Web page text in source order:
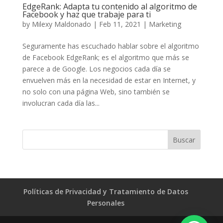
EdgeRank: Adapta tu contenido al algoritmo de
Facebook y haz que trabaje para ti
by Milexy Maldonado | Feb 11, 2021 | Marketing
Seguramente has escuchado hablar sobre el algoritmo
de Facebook EdgeRank; es el algoritmo que más se
parece a de Google. Los negocios cada día se
envuelven más en la necesidad de estar en Internet, y
no solo con una página Web, sino también se
involucran cada día las...
Políticas de Privacidad y Tratamiento de Datos
Personales